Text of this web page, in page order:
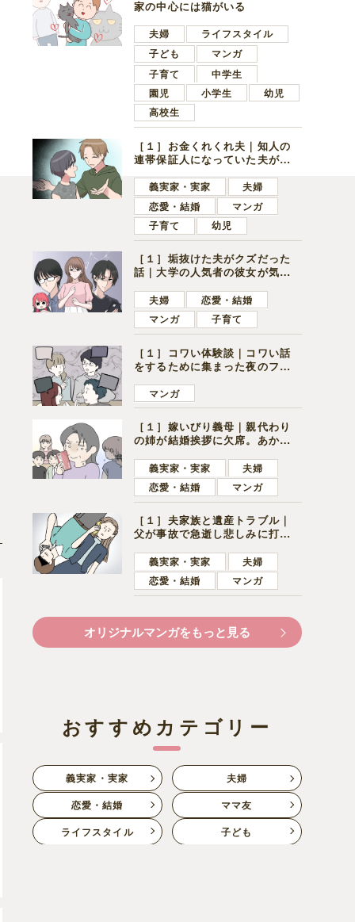
家の中心には猫がいる
夫婦
ライフスタイル
子ども
マンガ
子育て
中学生
園児
小学生
幼児
高校生
［１］お金くれくれ夫｜知人の
連帯保証人になっていた夫が家
言ってきた
義実家・実家
夫婦
恋愛・結婚
マンガ
子育て
幼児
［１］垢抜けた夫がクズだった
話｜大学の人気者の彼女が気に
子学生
夫婦
恋愛・結婚
マンガ
子育て
［１］コワい体験談｜コワい話
をするために集まった夜のファ
好きの男の子ママ
マンガ
［１］嫁いびり義母｜親代わり
の姉が結婚挨拶に欠席。あから
義実家・実家
夫婦
恋愛・結婚
マンガ
［１］夫家族と遺産トラブル｜
父が事故で急逝し悲しみに打ち
ます夫
義実家・実家
夫婦
恋愛・結婚
マンガ
オリジナルマンガをもっと見る
おすすめカテゴリー
義実家・実家
夫婦
恋愛・結婚
ママ友
ライフスタイル
子ども